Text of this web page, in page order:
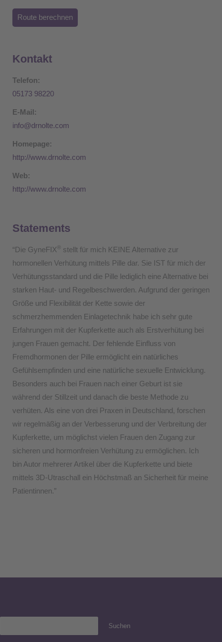
Route berechnen
Kontakt
Telefon:
05173 98220
E-Mail:
info@drnolte.com
Homepage:
http://www.drnolte.com
Web:
http://www.drnolte.com
Statements
“Die GyneFIX ® stellt für mich KEINE Alternative zur
hormonellen Verhütung mittels Pille dar. Sie IST für mich der
Verhütungsstandard und die Pille lediglich eine Alternative bei
starken Haut- und Regelbeschwerden. Aufgrund der geringen
Größe und Flexibilität der Kette sowie der
schmerzhemmenden Einlagetechnik habe ich sehr gute
Erfahrungen mit der Kupferkette auch als Erstverhütung bei
jungen Frauen gemacht. Der fehlende Einfluss von
Fremdhormonen der Pille ermöglicht ein natürliches
Gefühlsempfinden und eine natürliche sexuelle Entwicklung.
Besonders auch bei Frauen nach einer Geburt ist sie
während der Stillzeit und danach die beste Methode zu
verhüten. Als eine von drei Praxen in Deutschland, forschen
wir regelmäßig an der Verbesserung und der Verbreitung der
Kupferkette, um möglichst vielen Frauen den Zugang zur
sicheren und hormonfreien Verhütung zu ermöglichen. Ich
bin Autor mehrerer Artikel über die Kupferkette und biete
mittels 3D-Utraschall ein Höchstmaß an Sicherheit für meine
Patientinnen.”
Suchen